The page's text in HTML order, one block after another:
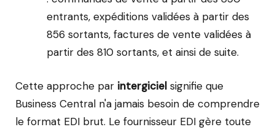
entrants, expéditions validées à partir des
856 sortants, factures de vente validées à
partir des 810 sortants, et ainsi de suite.
Cette approche par intergiciel signifie que
Business Central n'a jamais besoin de comprendre
le format EDI brut. Le fournisseur EDI gère toute